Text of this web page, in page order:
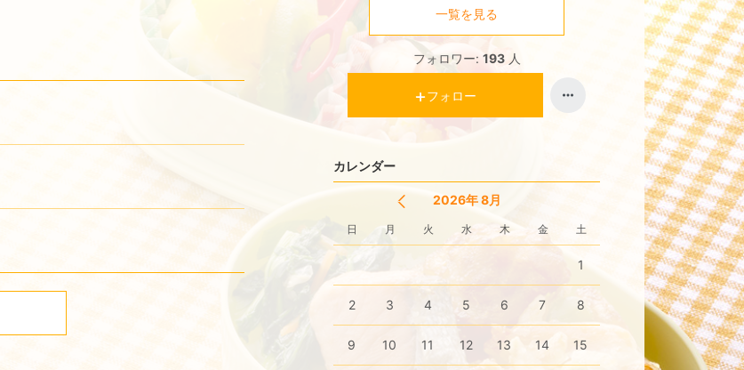
一覧を見る
フォロワー: 193 人
フォロー
カレンダー
2026年 8月
日 月 火 水 木 金 土
1
2 3 4 5 6 7 8
9 10 11 12 13 14 15